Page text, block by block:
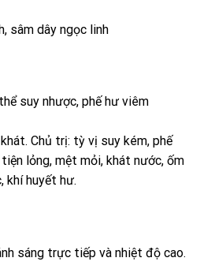
sâm dây ngọc linh
suy nhược, phế hư viêm
Chủ trị: tỳ vị suy kém, phế
lỏng, mệt mỏi, khát nước, ốm
khí huyết hư.
sáng trực tiếp và nhiệt độ cao.